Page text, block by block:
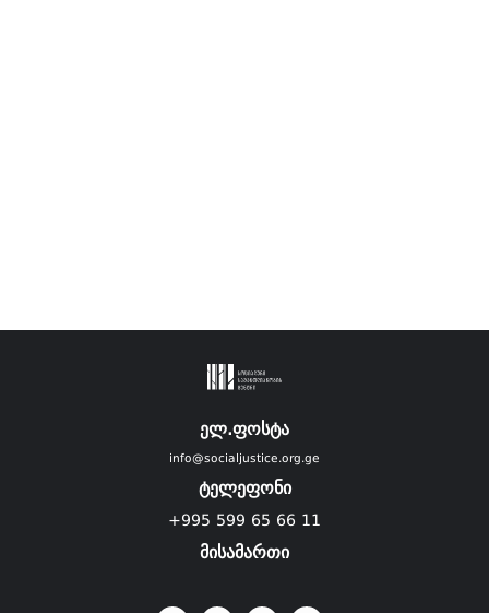
ელ.ფოსტა
info@socialjustice.org.ge
ტელეფონი
+995 599 65 66 11
მისამართი